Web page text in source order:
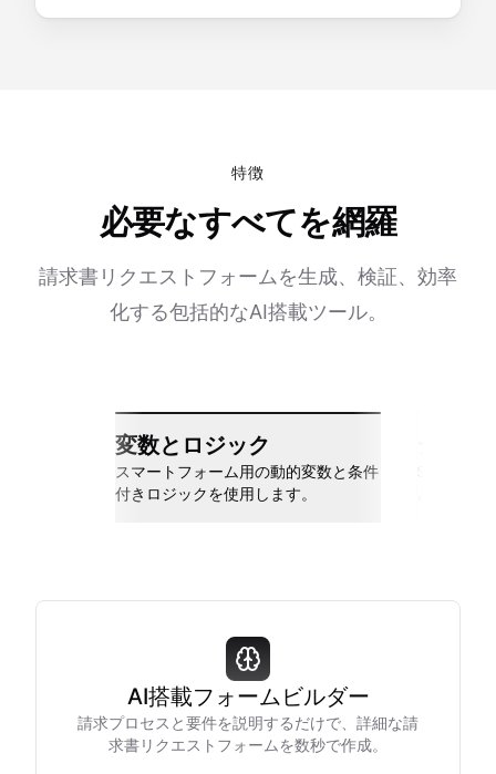
特徴
必要なすべてを網羅
請求書リクエストフォームを生成、検証、効率
化する包括的なAI搭載ツール。
変数とロジック
スマートフォーム用の動的変数と条件
付きロジックを使用します。
AI搭載フォームビルダー
請求プロセスと要件を説明するだけで、詳細な請
求書リクエストフォームを数秒で作成。